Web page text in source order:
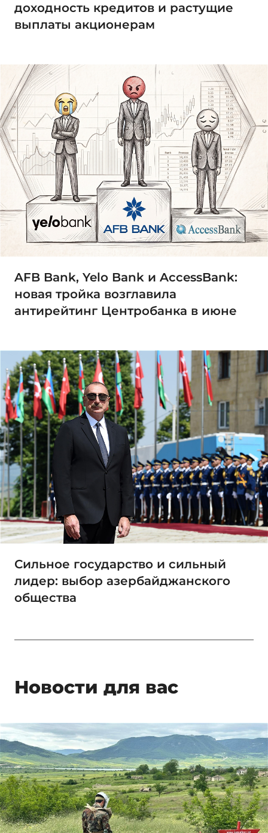
доходность кредитов и растущие
выплаты акционерам
AFB Bank, Yelo Bank и AccessBank:
новая тройка возглавила
антирейтинг Центробанка в июне
Сильное государство и сильный
лидер: выбор азербайджанского
общества
Новости для вас